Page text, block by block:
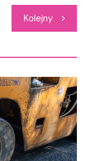
Kolejny